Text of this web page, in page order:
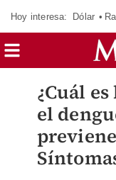
Hoy interesa: Dólar
¿Cuál
el